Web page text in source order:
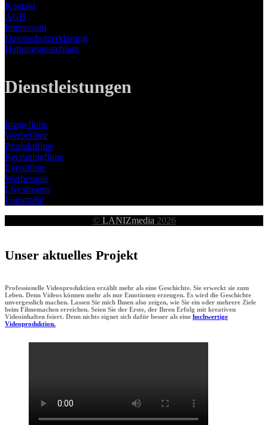
Kontakt
AGB
Impressum
Datenschutzerklärung
Haftungsausschluss
Dienstleistungen
Imagefilme
Werbefilme
Produktfilme
Recruitingfilme
Eventfilme
Werbespots
Livestreams
Fotografie
© LANIZmedia 2026
Unser aktuelles Projekt
Professionelle Videoproduktion erzählt mehr als eine Geschichte. Sie erweckt sie zum
Leben. Denn Videos können mehr als nur Emotionen erzeugen. Es wird die Geschichte
unvergesslich machen. Lassen Sie mich Ihnen also zeigen, wie Sie ein oder mehrere Ziele
beim Filmemachen erreichen. Seien Sie der Erste, der Ihren Erfolg mit kreativen
Videoinhalten feiert. Denn nichts eignet sich dafür besser als eine hochwertige
Videoproduktion.